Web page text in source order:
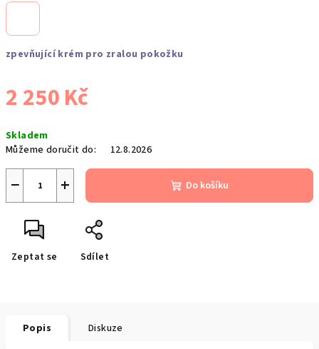
zpevňující krém pro zralou pokožku
2 250 Kč
cena:
Skladem
Můžeme doručit do:
12.8.2026
+
− Do košíku
Zeptat se Sdílet
Popis Diskuze